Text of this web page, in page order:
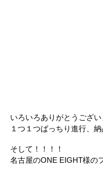
いろいろありがとうござい
１つ１つばっちり進行、
そして！！！！
名古屋のONE EIGHT様の